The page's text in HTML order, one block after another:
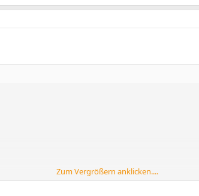
Zum Vergrößern anklicken....